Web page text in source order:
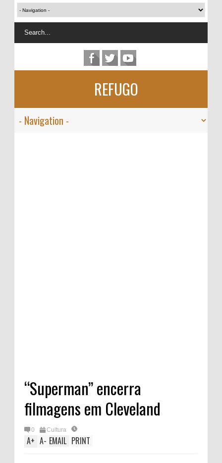
REFUGO
“Superman” encerra
filmagens em Cleveland
0 Cultura
A+ A- EMAIL PRINT